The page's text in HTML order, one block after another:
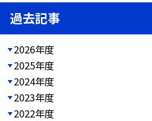
過去記事
2026年度
2025年度
2024年度
2023年度
2022年度